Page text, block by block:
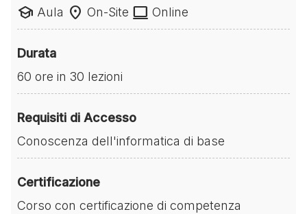
school Aula location_on On-Site laptop Online
Durata
60 ore in 30 lezioni
Requisiti di Accesso
Conoscenza dell'informatica di base
Certificazione
Corso con certificazione di competenza